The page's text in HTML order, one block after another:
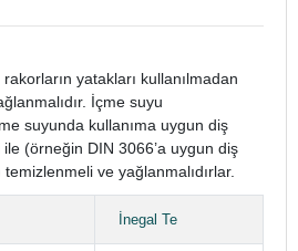
rakorların yatakları kullanılmadan
İçme suyu
suyunda kullanıma uygun diş
ile (örneğin DIN 3066’a uygun diş
temizlenmeli ve yağlanmalıdırlar.
İnegal Te